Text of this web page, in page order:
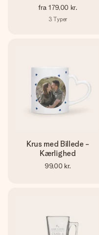
fra 179,00 kr.
3 Typer
Krus med Billede -
Kærlighed
99,00 kr.